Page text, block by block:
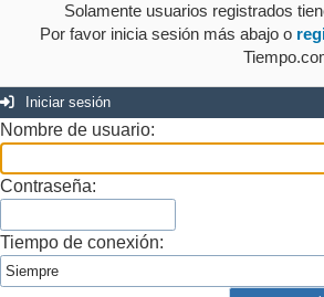
Solamente usuarios registrados
Por favor inicia sesión más abajo o
Iniciar sesión
Nombre de usuario:
Contraseña:
Tiempo de conexión: